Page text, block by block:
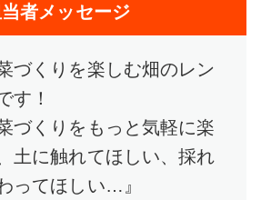
者メッセージ
づくりを楽しむ畑のレン
す！
づくりをもっと気軽に楽
土に触れてほしい、採れ
ってほしい…』